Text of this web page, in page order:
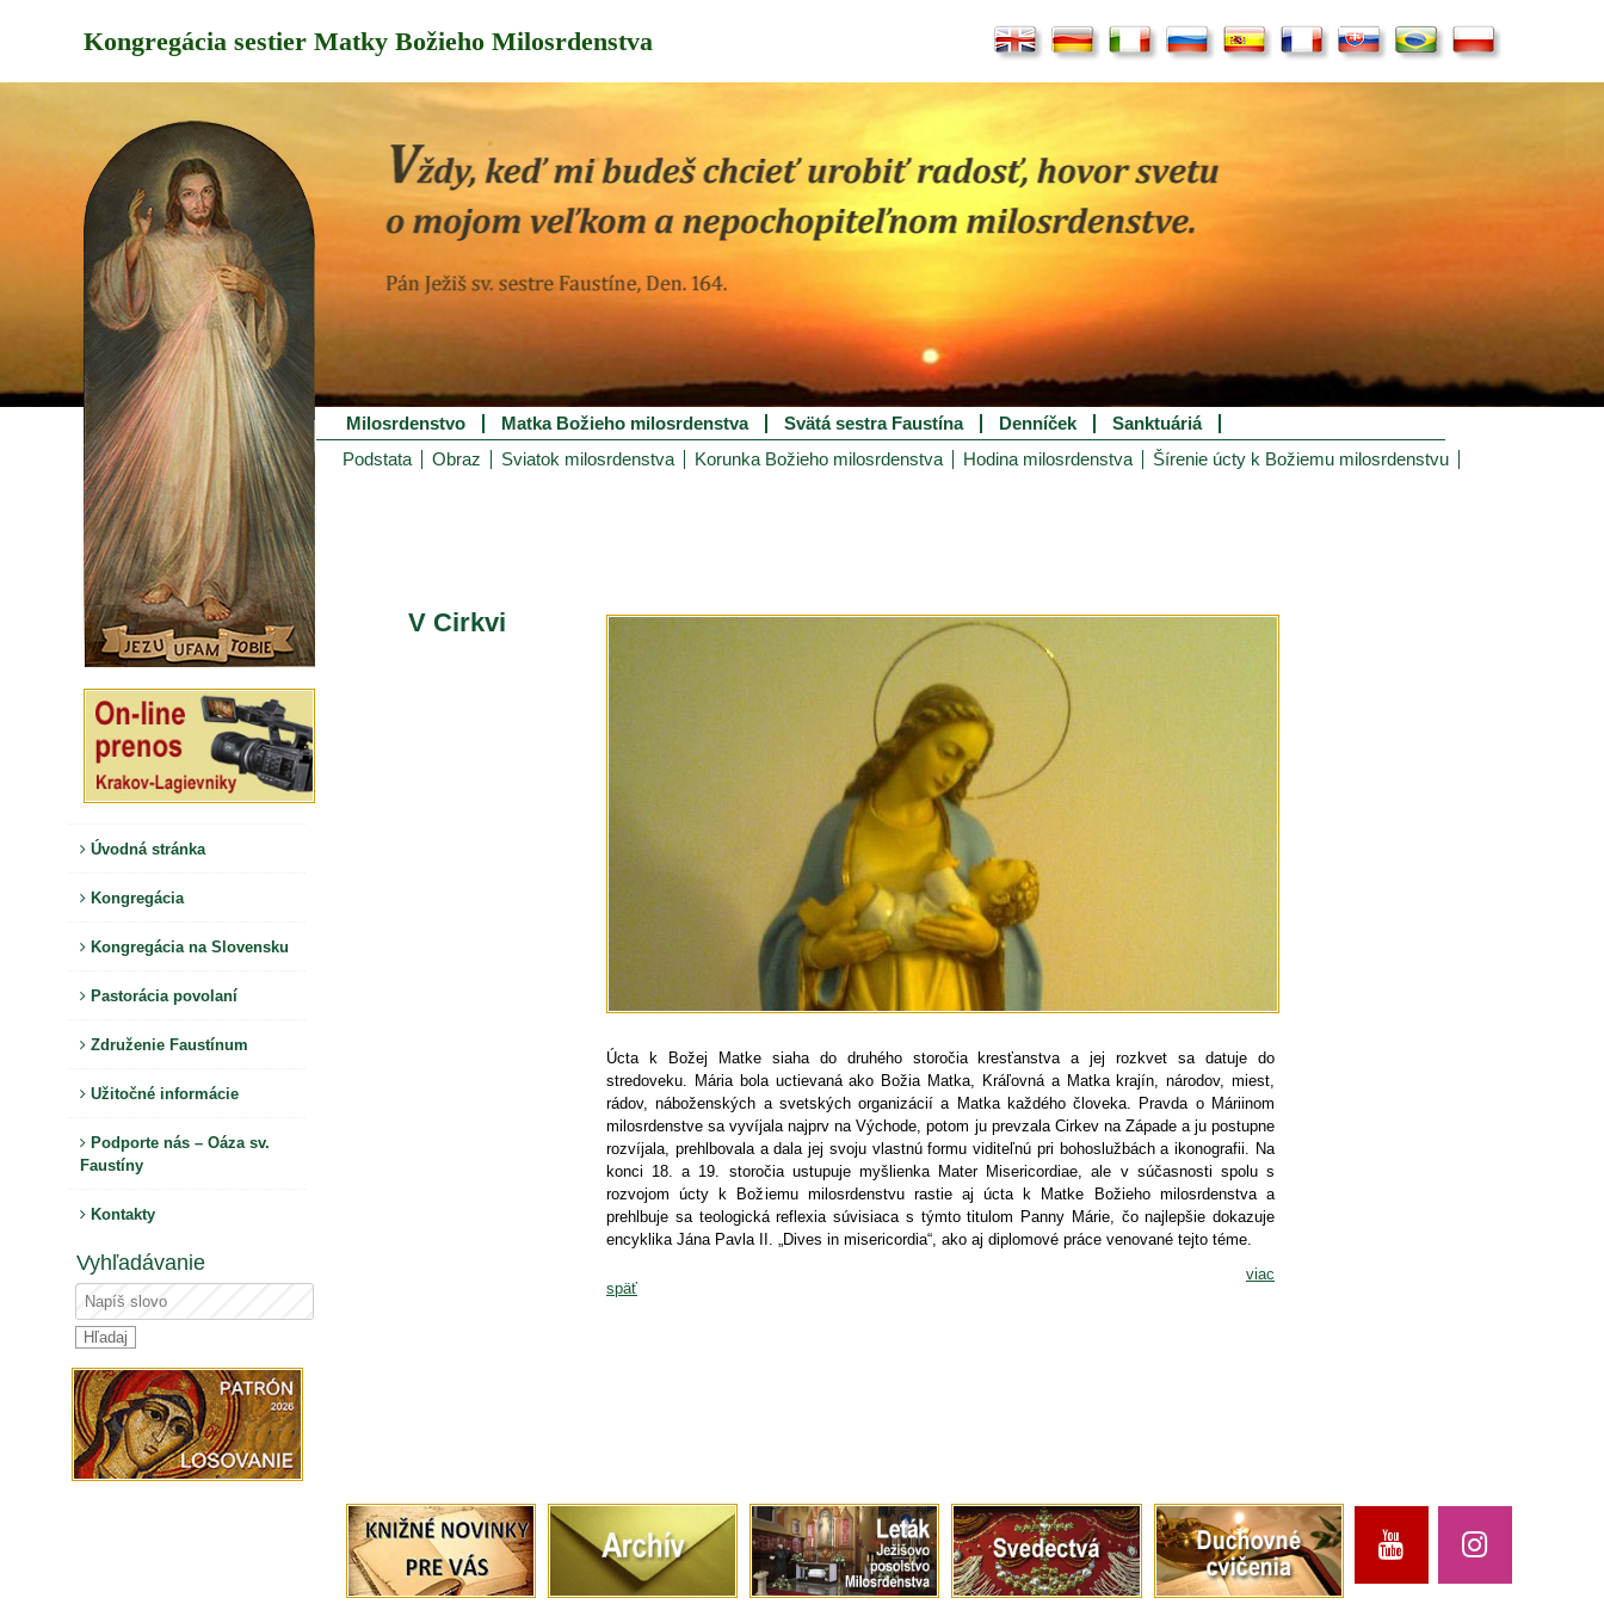
Kongregácia sestier Matky Božieho Milosrdenstva
Úvodná stránka
Kongregácia
Kongregácia na Slovensku
Pastorácia povolaní
Združenie Faustínum
Užitočné informácie
Podporte nás – Oáza sv.
Faustíny
Kontakty
Vyhľadávanie
Milosrdenstvo Matka Božieho milosrdenstva Svätá sestra Faustína Denníček
Sanktuáriá
Podstata
Obraz Sviatok milosrdenstva Korunka Božieho milosrdenstva Hodina milosrdenstva Šírenie úcty k Božiemu milosrdenstvu
V Cirkvi
Úcta k Božej Matke siaha do druhého storočia kresťanstva a jej rozkvet sa datuje do
stredoveku. Mária bola uctievaná ako Božia Matka, Kráľovná a Matka krajín, národov, miest,
rádov, náboženských a svetských organizácií a Matka každého človeka. Pravda o Máriinom
milosrdenstve sa vyvíjala najprv na Východe, potom ju prevzala Cirkev na Západe a ju postupne
rozvíjala, prehlbovala a dala jej svoju vlastnú formu viditeľnú pri bohoslužbách a ikonografii. Na
konci 18. a 19. storočia ustupuje myšlienka Mater Misericordiae, ale v súčasnosti spolu s
rozvojom úcty k Božiemu milosrdenstvu rastie aj úcta k Matke Božieho milosrdenstva a
prehlbuje sa teologická reflexia súvisiaca s týmto titulom Panny Márie, čo najlepšie dokazuje
encyklika Jána Pavla II. „Dives in misericordia“, ako aj diplomové práce venované tejto téme.
viac
späť